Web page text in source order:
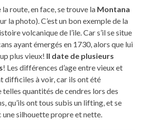
la route, en face, se trouve la Montana
la photo). C’est un bon exemple de la
volcanique de l’ile. Car s’il se situe
ayant émergés en 1730, alors que lui
plus vieux! Il date de plusieurs
! Les différences d’age entre vieux et
difficiles à voir, car ils ont été
quantités de cendres lors des
qu’ils ont tous subis un lifting, et se
une silhouette propre et nette.